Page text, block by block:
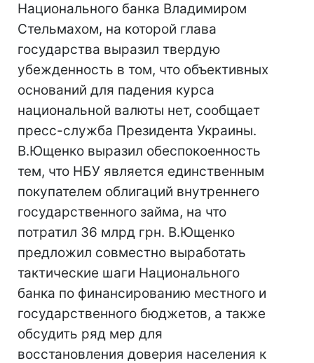
Национального банка Владимиром
Стельмахом, на которой глава
государства выразил твердую
убежденность в том, что объективных
оснований для падения курса
национальной валюты нет, сообщает
пресс-служба Президента Украины.
В.Ющенко выразил обеспокоенность
тем, что НБУ является единственным
покупателем облигаций внутреннего
государственного займа, на что
потратил 36 млрд грн. В.Ющенко
предложил совместно выработать
тактические шаги Национального
банка по финансированию местного и
государственного бюджетов, а также
обсудить ряд мер для
восстановления доверия населения к